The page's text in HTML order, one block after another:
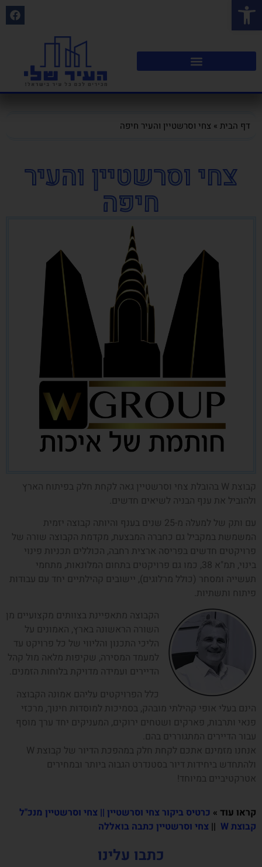
פתח סרגל נגישות
דף הבית » צחי וסרשטיין והעיר חיפה
צחי וסרשטיין והעיר
חיפה
קבוצת W בהובלת צחי וסרשטיין גאה לקחת חלק בפיתוח הארץ
ולהוביל את ענף הבניה לשיאים חדשים.
עם ותק של למעלה מ-25 שנים בענף והיותה קבוצה יזמית
המשמשת במקביל גם כחברה המבצעת, מקדמת הקבוצה שורה של
פרויקטים חדשים בפריסה ארצית רחבה, הכוללים תכניות פינוי
בינוי, תמ"א 38, כמו גם פרויקטים בתחום המלונאות, מתחמי
תעשייה ומסחר (כולל מרלוגים), יישובים קהילתיים יחד עם עבודות
פיתוח ותשתיות.
הקבוצה מתאפיינת בצוותים מקצועיים מן
השורה הראשונה בארץ, האמונים על
הליכי התכנון והליווי של כל פרויקט עד
למעמד המסירה, שקיפות מלאה מול קהל
הדיירים ועמידה מדויקת בלוחות הזמנים.
כלל הפרויקטים עליהם אמונה הקבוצה
הינם בעלי אופי קהילתי מובהק, בסמיכות למוסדות חינוך, מרכזי
פנאי ותרבות, פארקים ושטחים ירוקים, המעניקים יחד ערך מוסף
עבור הדיירים המתגוררים בהם.
אנחנו מזמינם אתכם לקחת חלק במהפכת הדיור של קבוצת W
ולהתחדש ביחידות דיור בסטנדרט הגבוה ביותר ובמחירים
אטרקטיביים במיוחד!
קראו עוד » כרטיס ביקור צחי וסרשטיין || צחי וסרשטיין מנכ"ל
קבוצת W
|| צחי וסרשטיין כתבה בואללה
כתבו עלינו